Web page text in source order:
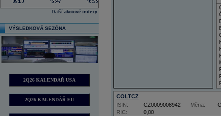
Další akciové indexy
VÝSLEDKOVÁ SEZÓNA
2Q26 KALENDÁŘ USA
2Q26 KALENDÁŘ EU
COLTCZ
RIC: 0,00
ISIN: CZ0009008942 Měna: